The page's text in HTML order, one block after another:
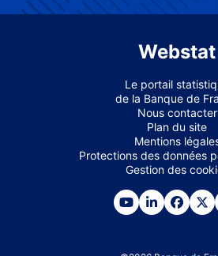
Webstat
Le portail
de la Banque de
Nous contacter
Plan du site
Mentions
Protections des données
Gestion des